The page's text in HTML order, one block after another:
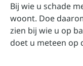
Bij wie u schade
woont. Doe
zien bij wie u op
doet u meteen op